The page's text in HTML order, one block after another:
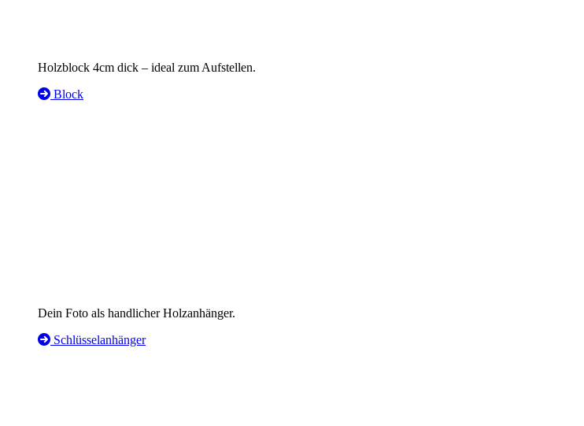
Holzblock 4cm dick – ideal zum Aufstellen.
Block
Dein Foto als handlicher Holzanhänger.
Schlüsselanhänger